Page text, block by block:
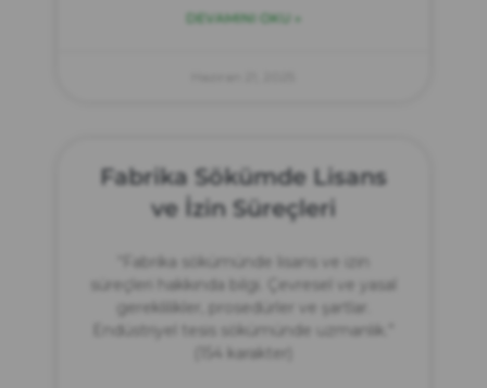
DEVAMINI OKU »
Fabrika Sökümde Lisans
ve İzin Süreçleri
“Fabrika sökümünde lisans ve izin
süreçleri hakkında bilgi. Çevresel ve yasal
gereklilikler, prosedürler ve şartlar.
Endüstriyel tesis sökümünde uzmanlık.”
(154 karakter)